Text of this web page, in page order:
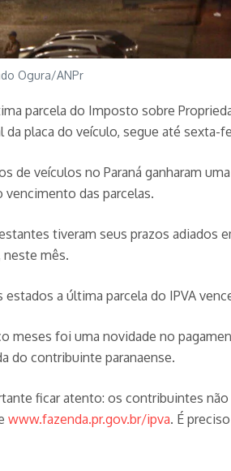
Ogura/ANPr
parcela do Imposto sobre
placa do veículo, segue até sexta-
de veículos no Paraná ganharam
das parcelas.
tiveram seus prazos adiados
neste mês.
estados a última parcela do IPVA
meses foi uma novidade no
do contribuinte paranaense.
ficar atento: os contribuintes
www.fazenda.pr.gov.br/ipva. É